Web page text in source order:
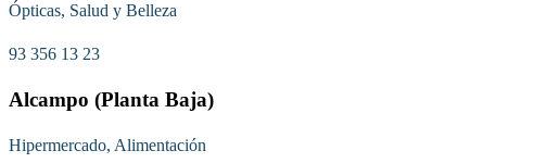
Ópticas, Salud y Belleza
93 356 13 23
Alcampo (Planta Baja)
Hipermercado, Alimentación